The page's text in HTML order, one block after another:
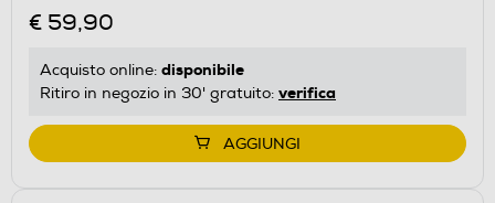
€ 59,90
Acquisto online: disponibile
Ritiro in negozio in 30' gratuito: verifica
AGGIUNGI